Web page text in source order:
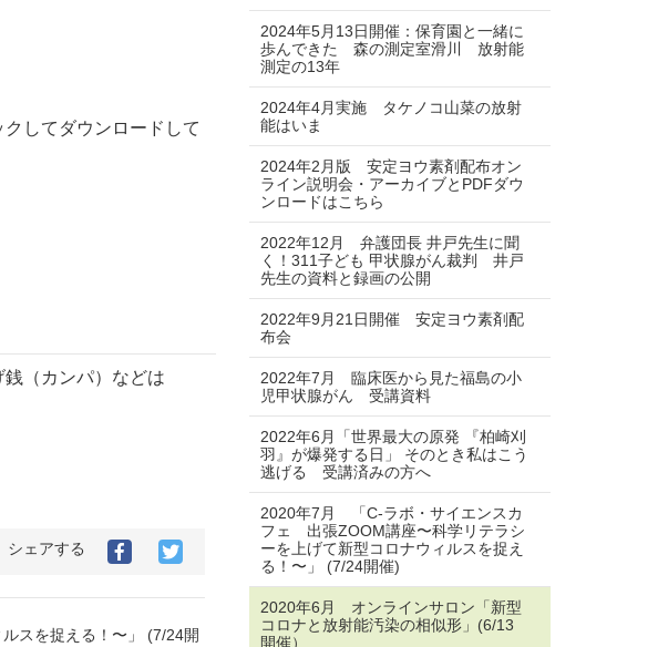
してダウンロードして
（カンパ）などは
シェアする
スを捉える！〜」 (7/24開
2024年5月13日開催：保育園と一緒に
歩んできた 森の測定室滑川 放射能
測定の13年
2024年4月実施 タケノコ山菜の放射
能はいま
2024年2月版 安定ヨウ素剤配布オン
ライン説明会・アーカイブとPDFダウ
ンロードはこちら
2022年12月 弁護団長 井戸先生に聞
く！311子ども 甲状腺がん裁判 井戸
先生の資料と録画の公開
2022年9月21日開催 安定ヨウ素剤配
布会
2022年7月 臨床医から見た福島の小
児甲状腺がん 受講資料
2022年6月「世界最大の原発 『柏崎刈
羽』が爆発する日」 そのとき私はこう
逃げる 受講済みの方へ
2020年7月 「C-ラボ・サイエンスカ
フェ 出張ZOOM講座〜科学リテラシ
ーを上げて新型コロナウィルスを捉え
る！〜」 (7/24開催)
2020年6月 オンラインサロン「新型
コロナと放射能汚染の相似形」(6/13
開催）